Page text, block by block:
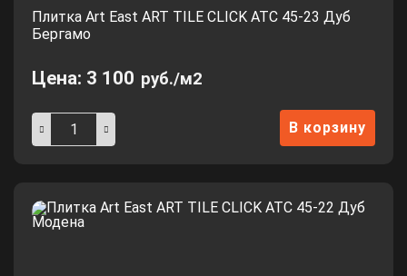
Плитка Art East ART TILE CLICK ATC 45-23 Дуб
Бергамо
Цена: 3 100 руб./м2
В корзину